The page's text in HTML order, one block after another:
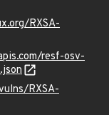
RXSA-
resf-osv-
RXSA-